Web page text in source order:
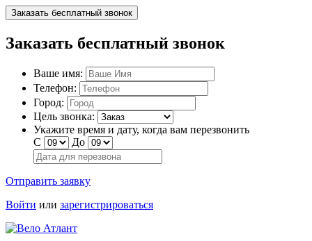
Заказать бесплатный звонок
Заказать бесплатный звонок
Ваше имя:
Телефон:
Город:
Цель звонка:
Укажите время и дату, когда вам перезвонить
С
До
Отправить заявку
Войти или зарегистрироваться